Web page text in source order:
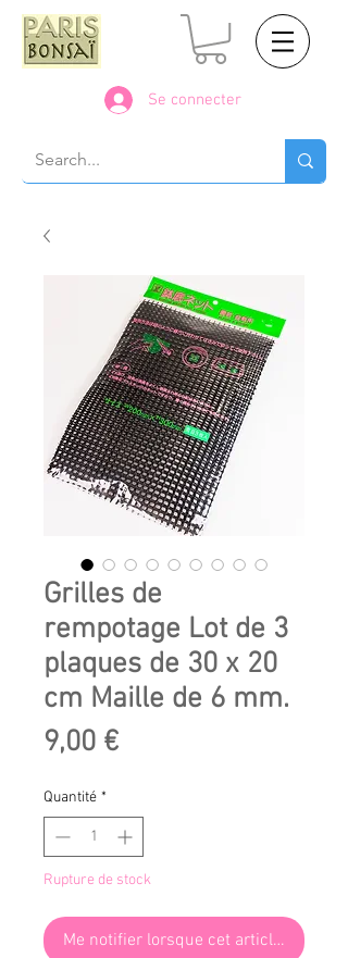
Se connecter
Grilles de
rempotage Lot de 3
plaques de 30 x 20
cm Maille de 6 mm.
9,00 €Prix
Quantité *
Rupture de stock
Me notifier lorsque cet article est